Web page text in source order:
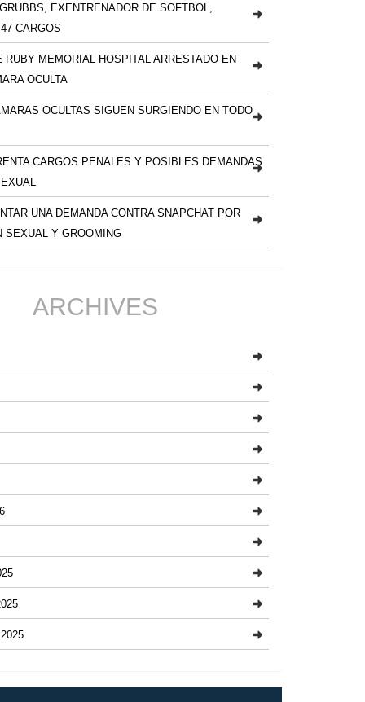
EXENTRENADOR DE SOFTBOL,
CARGOS
RUBY MEMORIAL HOSPITAL ARRESTADO EN
OCULTA
OCULTAS SIGUEN SURGIENDO EN TODO
CARGOS PENALES Y POSIBLES DEMANDAS
UNA DEMANDA CONTRA SNAPCHAT POR
SEXUAL Y GROOMING
ARCHIVES